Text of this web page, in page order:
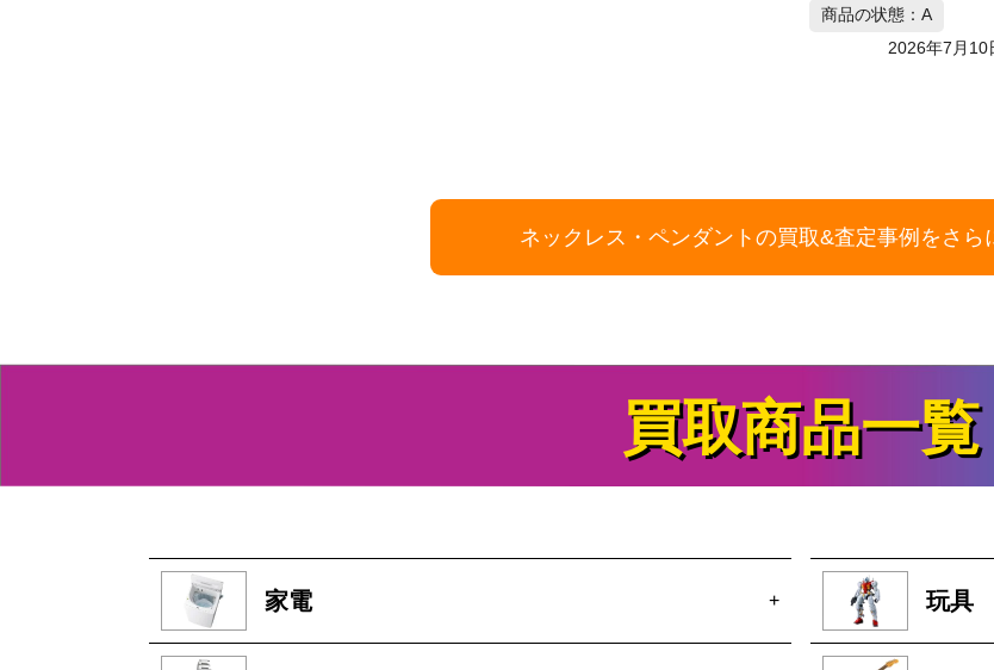
ネックレス・ペンダントの買取&査定事例をさら
買取商品一覧
家電 + 玩具